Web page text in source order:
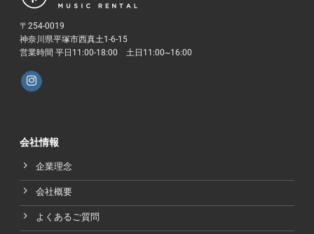
〒254-0019
神奈川県平塚市西真土1-6-15
営業時間 平日11:00-18:00 土日11:00~16:00
会社情報
企業理念
会社概要
よくあるご質問